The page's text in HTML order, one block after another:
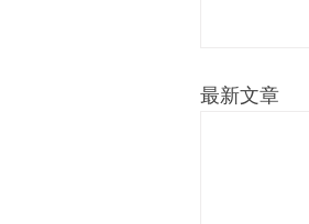
最新文章